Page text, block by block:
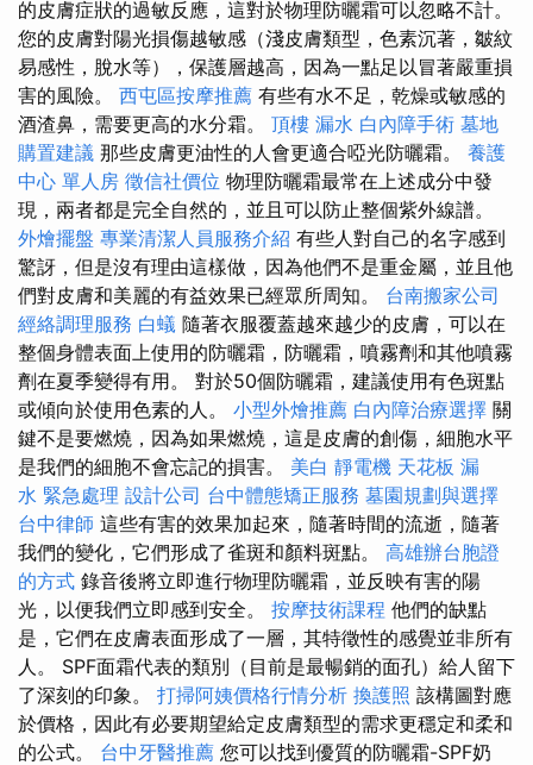
的皮膚症狀的過敏反應，這對於物理防曬霜可以忽略不計。
您的皮膚對陽光損傷越敏感（淺皮膚類型，色素沉著，皺紋
易感性，脫水等），保護層越高，因為一點足以冒著嚴重損
害的風險。 西屯區按摩推薦 有些有水不足，乾燥或敏感的
酒渣鼻，需要更高的水分霜。 頂樓 漏水 白內障手術 墓地
購置建議 那些皮膚更油性的人會更適合啞光防曬霜。 養護
中心 單人房 徵信社價位 物理防曬霜最常在上述成分中發
現，兩者都是完全自然的，並且可以防止整個紫外線譜。
外燴擺盤 專業清潔人員服務介紹 有些人對自己的名字感到
驚訝，但是沒有理由這樣做，因為他們不是重金屬，並且他
們對皮膚和美麗的有益效果已經眾所周知。 台南搬家公司
經絡調理服務 白蟻 隨著衣服覆蓋越來越少的皮膚，可以在
整個身體表面上使用的防曬霜，防曬霜，噴霧劑和其他噴霧
劑在夏季變得有用。 對於50個防曬霜，建議使用有色斑點
或傾向於使用色素的人。 小型外燴推薦 白內障治療選擇 關
鍵不是要燃燒，因為如果燃燒，這是皮膚的創傷，細胞水平
是我們的細胞不會忘記的損害。 美白 靜電機 天花板 漏
水 緊急處理 設計公司 台中體態矯正服務 墓園規劃與選擇
台中律師 這些有害的效果加起來，隨著時間的流逝，隨著
我們的變化，它們形成了雀斑和顏料斑點。 高雄辦台胞證
的方式 錄音後將立即進行物理防曬霜，並反映有害的陽
光，以便我們立即感到安全。 按摩技術課程 他們的缺點
是，它們在皮膚表面形成了一層，其特徵性的感覺並非所有
人。 SPF面霜代表的類別（目前是最暢銷的面孔）給人留下
了深刻的印象。 打掃阿姨價格行情分析 換護照 該構圖對應
於價格，因此有必要期望給定皮膚類型的需求更穩定和柔和
的公式。 台中牙醫推薦 您可以找到優質的防曬霜-SPF奶